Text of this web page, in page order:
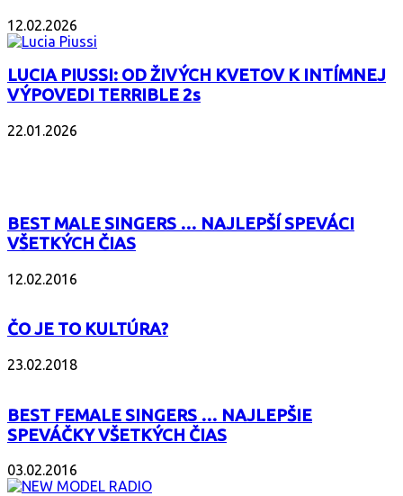
12.02.2026
LUCIA PIUSSI: OD ŽIVÝCH KVETOV K INTÍMNEJ
VÝPOVEDI TERRIBLE 2s
22.01.2026
BEST MALE SINGERS … NAJLEPŠÍ SPEVÁCI
VŠETKÝCH ČIAS
12.02.2016
ČO JE TO KULTÚRA?
23.02.2018
BEST FEMALE SINGERS … NAJLEPŠIE
SPEVÁČKY VŠETKÝCH ČIAS
03.02.2016